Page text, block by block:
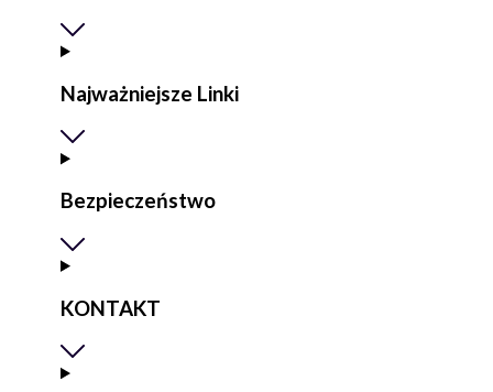
Najważniejsze Linki
Bezpieczeństwo
KONTAKT